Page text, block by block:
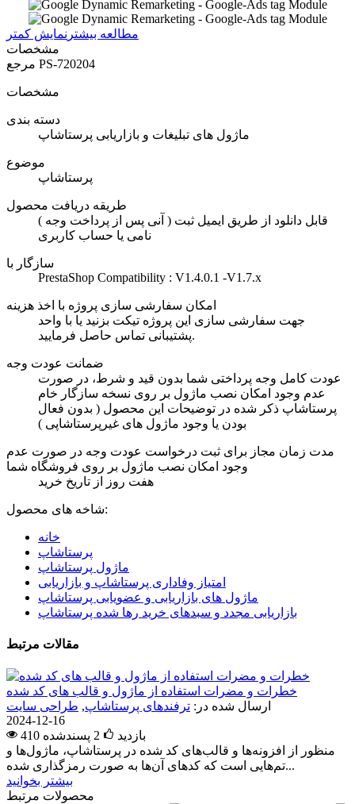
مطالعه بیشتر نمایش کمتر
مشخصات
PS-720204
مشخصات
دسته بندی
ماژول های تبلیغات و بازاریابی پرستاشاپ
موضوع
پرستاشاپ
طریقه دریافت محصول
( آنی پس از پرداخت وجه ) قابل دانلود از طریق ایمیل ثبت
نامی یا حساب کاربری
سازگار با
PrestaShop Compatibility : V1.4.0.1 -V1.7.x
امکان سفارشی سازی پروژه با اخذ هزینه
جهت سفارشی سازی این پروژه تیکت بزنید یا با واحد
پشتیبانی تماس حاصل فرمایید.
ضمانت عودت وجه
عودت کامل وجه پرداختی شما بدون قید و شرط، در صورت
عدم وجود امکان نصب ماژول بر روی نسخه سازگار خام
پرستاشاپ ذکر شده در توضیحات این محصول ( بدون فعال
بودن یا وجود ماژول های غیرپرستاشاپی )
مدت زمان مجاز برای ثبت درخواست عودت وجه در صورت عدم
وجود امکان نصب ماژول بر روی فروشگاه شما
هفت روز از تاریخ خرید
شاخه های محصول:
خانه
پرستاشاپ
ماژول پرستاشاپ
امتیاز وفاداری پرستاشاپ و بازاریابی
ماژول های بازاریابی و عضویابی پرستاشاپ
بازاریابی مجدد و سبدهای خرید رها شده پرستاشاپ
مقالات مرتبط
خطرات و مضرات استفاده از ماژول و قالب های کد شده
ارسال شده در: ترفندهای پرستاشاپ, طراحی سایت
2024-12-16
410 بازدید
2 پسندشده
منظور از افزونه‌ها و قالب‌های کد شده در پرستاشاپ، ماژول‌ها و
تم‌هایی است که کدهای آن‌ها به صورت رمزگذاری شده...
بیشتر بخوانید
محصولات مرتبط